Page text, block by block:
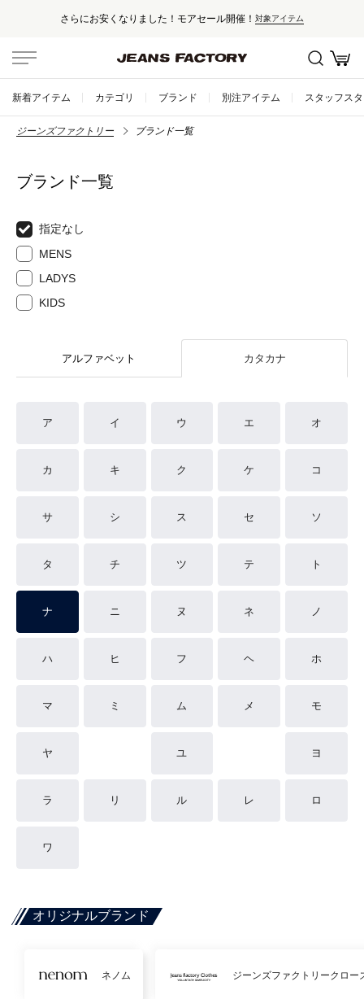
さらにお安くなりました！モアセール開催！ 対象アイテム
新着アイテム カテゴリ ブランド 別注アイテム スタッフス
ジーンズファクトリー ブランド一覧
ブランド一覧
指定なし
MENS
LADYS
KIDS
アルファベット カタカナ
ア イ ウ エ オ
カ キ ク ケ コ
サ シ ス セ ソ
タ チ ツ テ ト
ナ ニ ヌ ネ ノ
ハ ヒ フ ヘ ホ
マ ミ ム メ モ
ヤ ユ ヨ
ラ リ ル レ ロ
ワ
オリジナルブランド
ネノム ジーンズファクトリークロー